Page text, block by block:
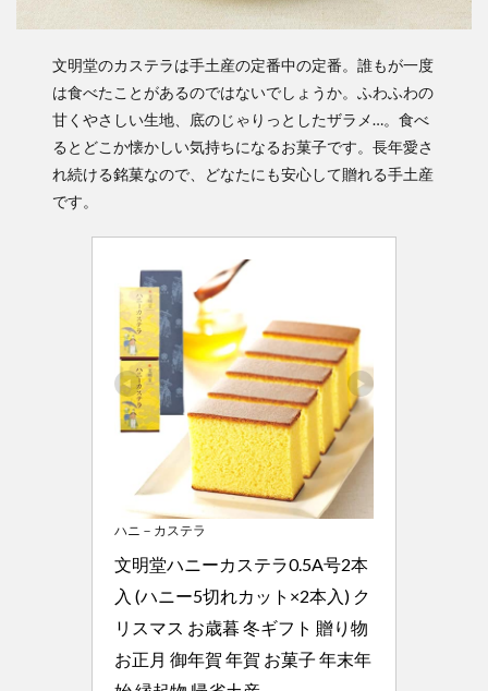
文明堂のカステラは手土産の定番中の定番。誰もが一度
は食べたことがあるのではないでしょうか。ふわふわの
甘くやさしい生地、底のじゃりっとしたザラメ…。食べ
るとどこか懐かしい気持ちになるお菓子です。長年愛さ
れ続ける銘菓なので、どなたにも安心して贈れる手土産
です。
ハニ－カステラ
文明堂ハニーカステラ0.5A号2本
入 (ハニー5切れカット×2本入) ク
リスマス お歳暮 冬ギフト 贈り物
お正月 御年賀 年賀 お菓子 年末年